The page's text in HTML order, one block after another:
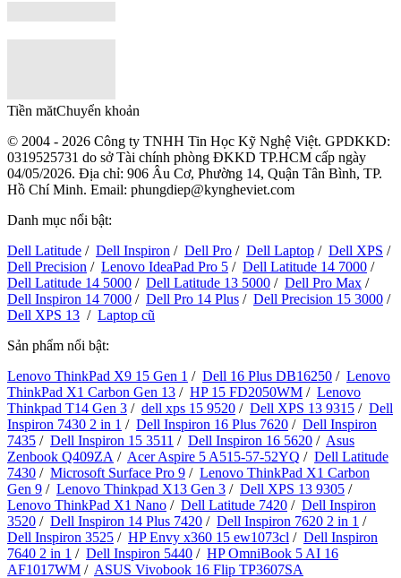
Tiền mătChuyển khoản
© 2004 - 2026 Công ty TNHH Tin Học Kỹ Nghệ Việt. GPDKKD:
0319525731 do sở Tài chính phòng ĐKKD TP.HCM cấp ngày
04/05/2026. Địa chỉ: 906 Âu Cơ, Phường 14, Quận Tân Bình, TP.
Hồ Chí Minh. Email: phungdiep@kyngheviet.com
Danh mục nổi bật:
Dell Latitude / Dell Inspiron / Dell Pro / Dell Laptop / Dell XPS /
Dell Precision / Lenovo IdeaPad Pro 5 / Dell Latitude 14 7000 /
Dell Latitude 14 5000 / Dell Latitude 13 5000 / Dell Pro Max /
Dell Inspiron 14 7000 / Dell Pro 14 Plus / Dell Precision 15 3000 /
Dell XPS 13 / Laptop cũ
Sản phẩm nổi bật:
Lenovo ThinkPad X9 15 Gen 1 / Dell 16 Plus DB16250 / Lenovo
ThinkPad X1 Carbon Gen 13 / HP 15 FD2050WM / Lenovo
Thinkpad T14 Gen 3 / dell xps 15 9520 / Dell XPS 13 9315 / Dell
Inspiron 7430 2 in 1 / Dell Inspiron 16 Plus 7620 / Dell Inspiron
7435 / Dell Inspiron 15 3511 / Dell Inspiron 16 5620 / Asus
Zenbook Q409ZA / Acer Aspire 5 A515-57-52YQ / Dell Latitude
7430 / Microsoft Surface Pro 9 / Lenovo ThinkPad X1 Carbon
Gen 9 / Lenovo Thinkpad X13 Gen 3 / Dell XPS 13 9305 /
Lenovo ThinkPad X1 Nano / Dell Latitude 7420 / Dell Inspiron
3520 / Dell Inspiron 14 Plus 7420 / Dell Inspiron 7620 2 in 1 /
Dell Inspiron 3525 / HP Envy x360 15 ew1073cl / Dell Inspiron
7640 2 in 1 / Dell Inspiron 5440 / HP OmniBook 5 AI 16
AF1017WM / ASUS Vivobook 16 Flip TP3607SA